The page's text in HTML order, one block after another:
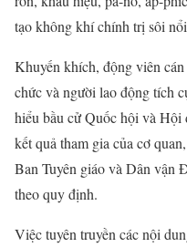
tạo không khí chính trị sôi
Khuyến khích, động viên
chức và người lao động tích
hiểu bầu cử Quốc hội và Hội
kết quả tham gia của cơ
Ban Tuyên giáo và Dân vận
theo quy định.
Việc tuyên truyền các nội